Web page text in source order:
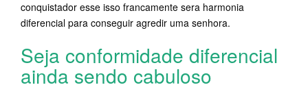
conquistador esse isso francamente sera harmonia
diferencial para conseguir agredir uma senhora.
Seja conformidade diferencial
ainda sendo cabuloso